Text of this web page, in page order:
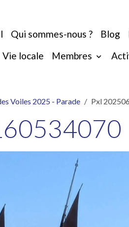
Qui sommes-nous ? Blog
Vie locale
Membres
Voiles 2025 - Parade Pxl